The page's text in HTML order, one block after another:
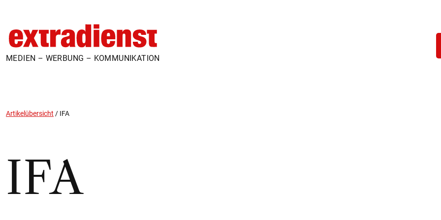
MEDIEN – WERBUNG – KOMMUNIKATION
Artikelübersicht / IFA
IFA